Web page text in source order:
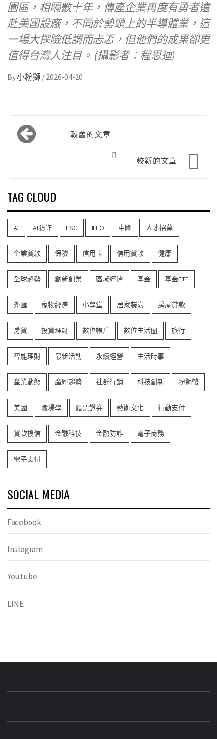
園區，相隔數十年，傳產企業再度有勇者遠
赴美國設廠，不同於勢頭上的半導體業，這
一場大探險低調而忐忑，但他們的成果卻更
值得台灣人注目。 (攝影者：程思迪)
By小粉獅 / 2026-04-20
文
章 較舊的文章
較新的文章
TAG CLOUD
AI AI防詐 ESG ILEO 中國 人才招募
企業貸款 保險 信用卡 信用貸款 健康
全球趨勢 創新創業 區域經濟 基金 基金ETF
外匯 寵物經濟 小學堂 居家裝潢 房屋貸款
房貸 投資理財 數位帳戶 數位生活圈 旅行
智能理財 最新活動 永續經營 生活時事
產業動態 產經趨勢 社群行銷 科技創新 粉獅幣
美國 職場學 股票證券 藝術文化 行動支付
貸款授信 金融科技 金融防詐 電子商務
電子支付
SOCIAL MEDIA
Facebook
Instagram
Youtube
LINE
小粉獅日常